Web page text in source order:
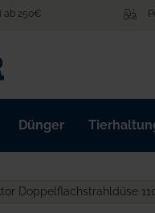
ab 250€
Dünger
Doppelflachstrahldüse